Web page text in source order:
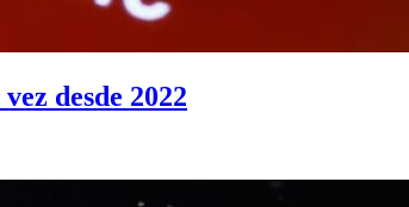
desde 2022